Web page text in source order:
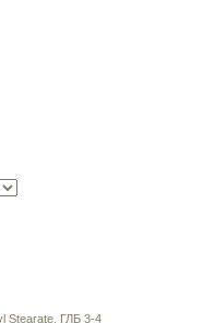
Stearate, ГЛБ 3-4